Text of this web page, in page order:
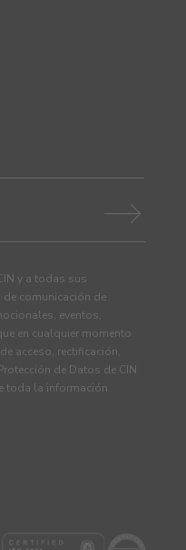
y a todas sus
comunicación de
eventos,
en cualquier momento
acceso, rectificación,
de Datos de CIN
toda la información